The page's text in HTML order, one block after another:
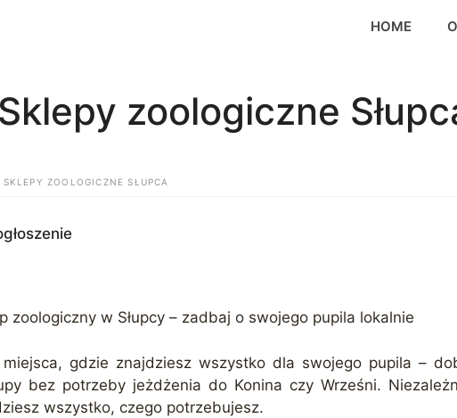
HOME
Sklepy zoologiczne
SKLEPY ZOOLOGICZNE SŁUPCA
zoologiczny w Słupcy – zadbaj o swojego pupila lokalnie
gdzie znajdziesz wszystko dla swojego pupila –
bez potrzeby jeżdżenia do Konina czy Wrześni.
wszystko, czego potrzebujesz.